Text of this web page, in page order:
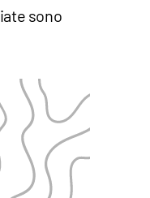
sono